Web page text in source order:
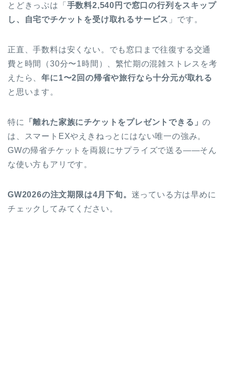
とどきっぷは「 手数料2,540円で窓口の行列をスキップ
し、自宅でチケットを受け取れるサービス 」です。
正直、手数料は安くない。でも窓口まで往復する交通
費と時間（30分〜1時間）、繁忙期の混雑ストレスを考
えたら、年に1〜2回の帰省や旅行なら十分元が取れる
と思います。
特に 「離れた家族にチケットをプレゼントできる」の
は、スマートEXやえきねっとにはない唯一の強み。
GWの帰省チケットを両親にサプライズで送る——そん
な使い方もアリです。
GW2026の注文期限は4月下旬。 迷っている方は早めに
チェックしてみてください。